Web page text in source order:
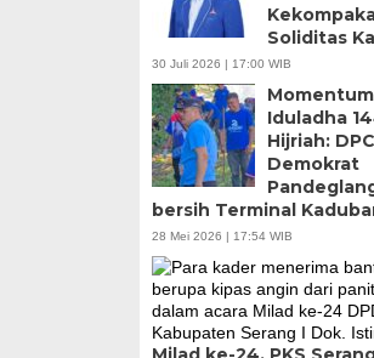
Soliditas
30 Juli 2026 | 17:00 WIB
Momentum
Iduladha
Hijriah:
Demokrat
bersih Terminal
28 Mei 2026 | 17:54 WIB